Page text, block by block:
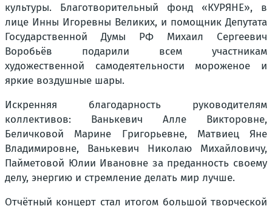
культуры. Благотворительный фонд «КУРЯНЕ», в
лице Инны Игоревны Великих, и помощник Депутата
Государственной Думы РФ Михаил Сергеевич
Воробьёв подарили всем участникам
художественной самодеятельности мороженое и
яркие воздушные шары.
Искренняя благодарность руководителям
коллективов: Ванькевич Алле Викторовне,
Беличковой Марине Григорьевне, Матвиец Яне
Владимировне, Ванькевич Николаю Михайловичу,
Пайметовой Юлии Ивановне за преданность своему
делу, энергию и стремление делать мир лучше.
Отчётный концерт стал итогом большой творческой